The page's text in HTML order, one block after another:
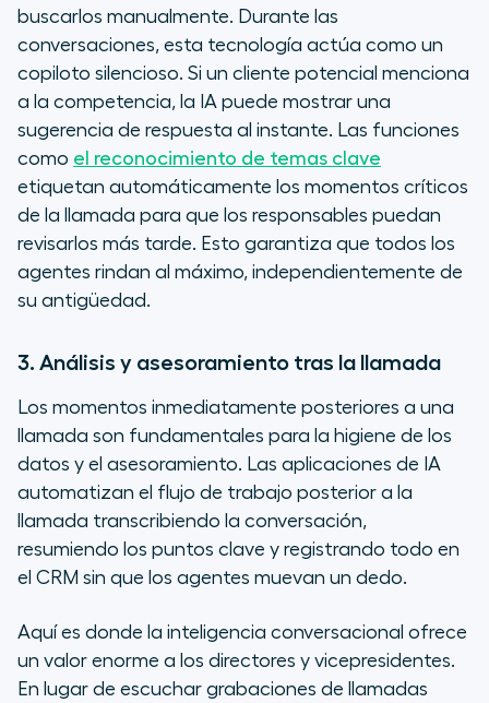
buscarlos manualmente. Durante las
conversaciones, esta tecnología actúa como un
copiloto silencioso. Si un cliente potencial menciona
a la competencia, la IA puede mostrar una
sugerencia de respuesta al instante. Las funciones
como el reconocimiento de temas clave
etiquetan automáticamente los momentos críticos
de la llamada para que los responsables puedan
revisarlos más tarde. Esto garantiza que todos los
agentes rindan al máximo, independientemente de
su antigüedad.
3. Análisis y asesoramiento tras la llamada
Los momentos inmediatamente posteriores a una
llamada son fundamentales para la higiene de los
datos y el asesoramiento. Las aplicaciones de IA
automatizan el flujo de trabajo posterior a la
llamada transcribiendo la conversación,
resumiendo los puntos clave y registrando todo en
el CRM sin que los agentes muevan un dedo.
Aquí es donde la inteligencia conversacional ofrece
un valor enorme a los directores y vicepresidentes.
En lugar de escuchar grabaciones de llamadas